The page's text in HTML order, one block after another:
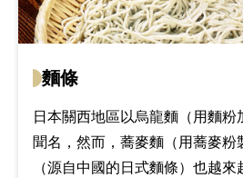
麵條
日本關西地區以烏龍麵（用麵粉
聞名，然而，蕎麥麵（用蕎麥粉
（源自中國的日式麵條）也越